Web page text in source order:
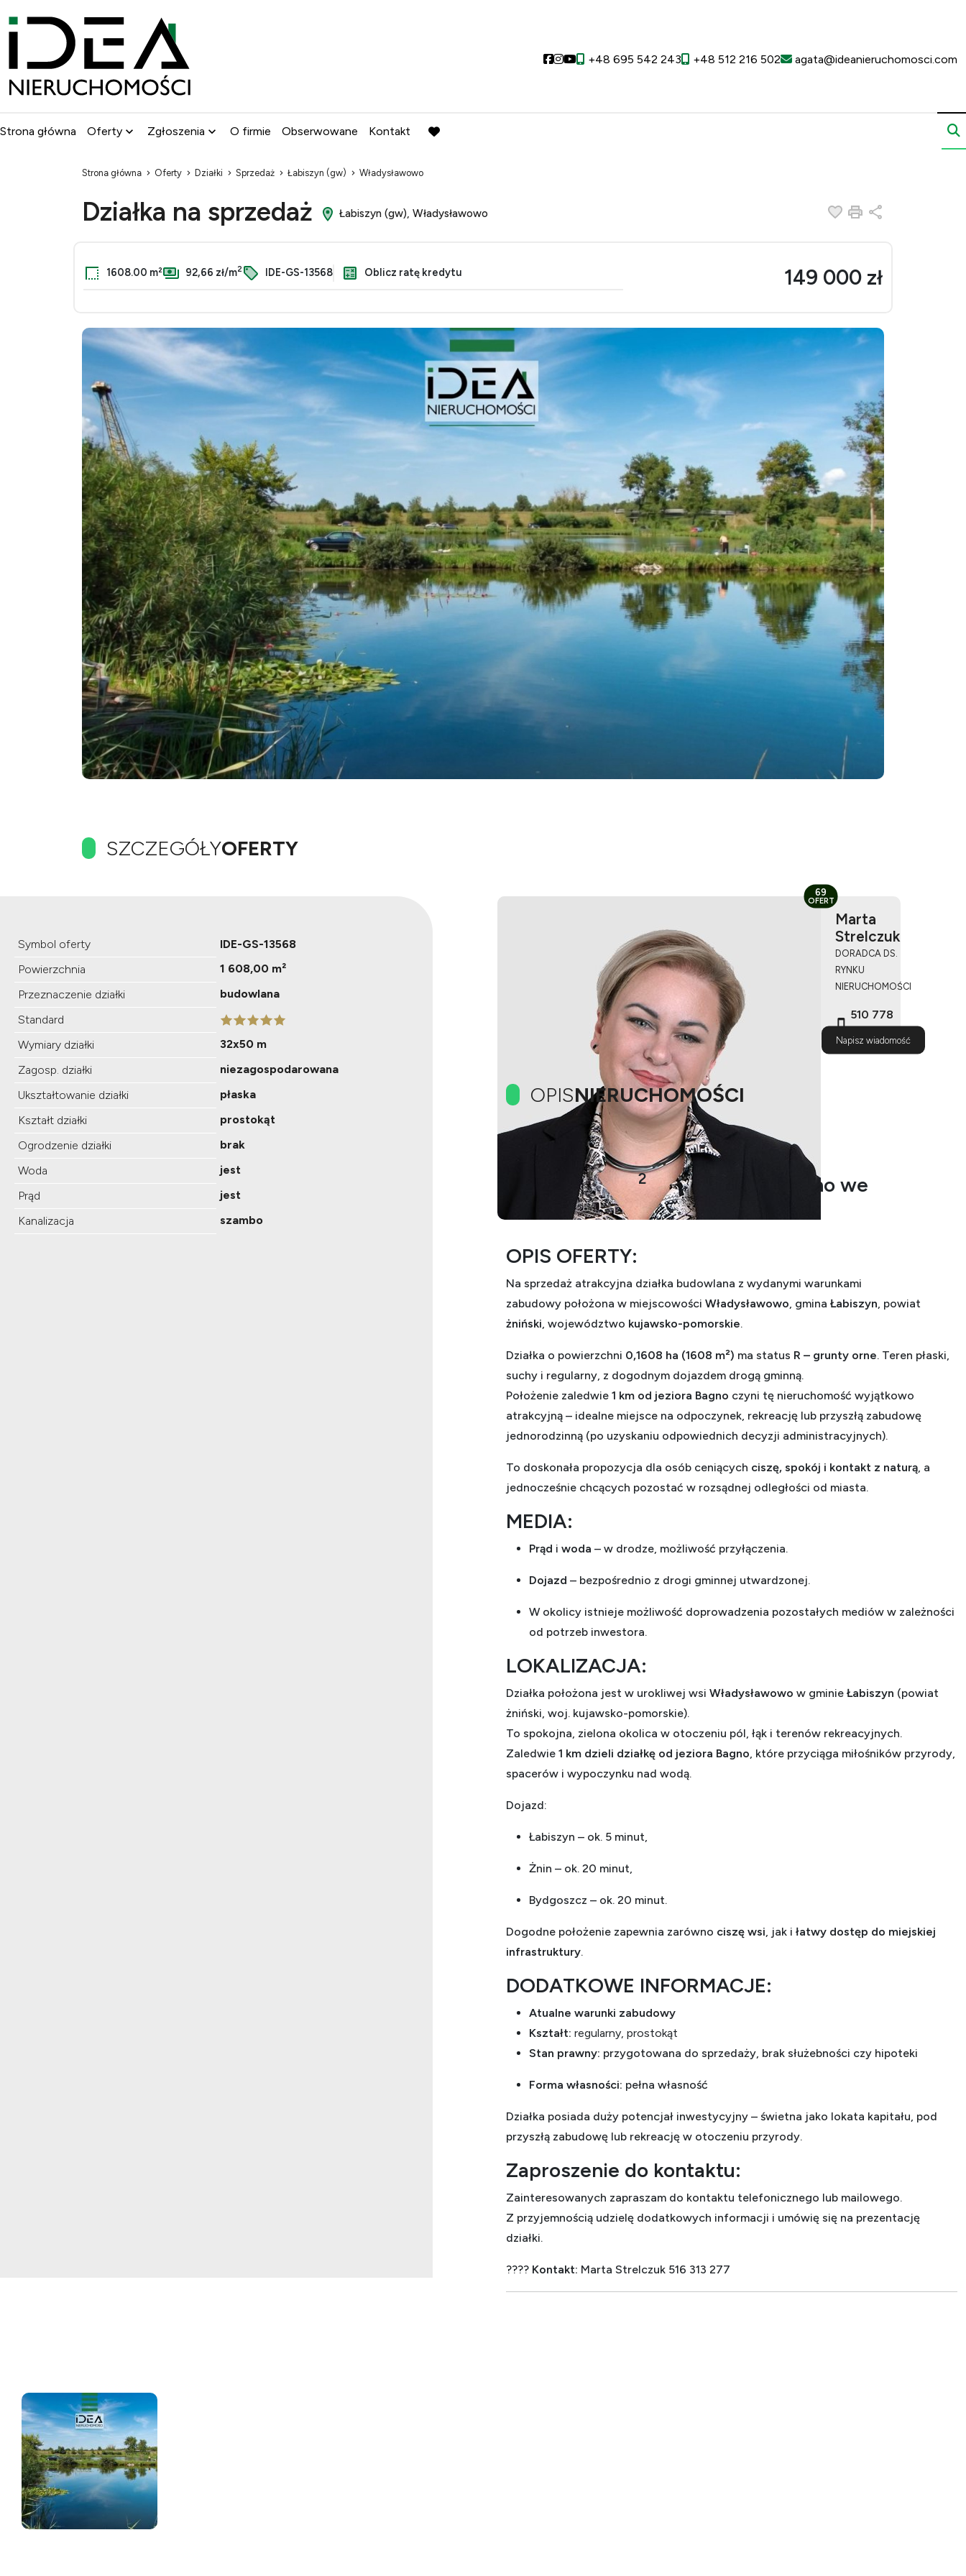
Social link
Social link
Social link
+48 695 542 243 +48 512 216 502 agata@ideanieruchomosci.com
Strona główna Oferty Zgłoszenia O firmie Obserwowane Kontakt
favorite
Strona główna Oferty Działki Sprzedaż Łabiszyn (gw) Władysławowo
Działka na sprzedaż Łabiszyn (gw), Władysławowo Dodaj do ulubionych
Drukuj
1608.00 m² 92,66 zł/m2 IDE-GS-13568 Oblicz ratę kredytu 149 000 zł
SZCZEGÓŁYOFERTY
Symbol oferty
IDE-GS-13568
Powierzchnia
1 608,00 m²
Przeznaczenie działki
budowlana
Standard
Wymiary działki
32x50 m
Zagosp. działki
niezagospodarowana
Ukształtowanie działki
płaska
Kształt działki
prostokąt
Ogrodzenie działki
brak
Woda
jest
Prąd
jest
Kanalizacja
szambo
Marta
Strelczuk
DORADCA DS.
RYNKU
NIERUCHOMOŚCI
510 778
Napisz wiadomość
69
OFERT
OPISNIERUCHOMOŚCI
Działka 1608m2blisko jeziora Bagno we
Władysławowie.
OPIS OFERTY:
Na sprzedaż atrakcyjna działka budowlana z wydanymi warunkami
zabudowy położona w miejscowości Władysławowo , gmina Łabiszyn , powiat
żniński , województwo kujawsko-pomorskie.
Działka o powierzchni 0,1608 ha (1608 m²) ma status R – grunty orne. Teren płaski,
suchy i regularny, z dogodnym dojazdem drogą gminną.
Położenie zaledwie 1 km od jeziora Bagno czyni tę nieruchomość wyjątkowo
atrakcyjną – idealne miejsce na odpoczynek, rekreację lub przyszłą zabudowę
jednorodzinną (po uzyskaniu odpowiednich decyzji administracyjnych).
To doskonała propozycja dla osób ceniących ciszę, spokój i kontakt z naturą , a
jednocześnie chcących pozostać w rozsądnej odległości od miasta.
MEDIA:
Prąd i woda – w drodze, możliwość przyłączenia.
Dojazd – bezpośrednio z drogi gminnej utwardzonej.
W okolicy istnieje możliwość doprowadzenia pozostałych mediów w zależności
od potrzeb inwestora.
LOKALIZACJA:
Działka położona jest w urokliwej wsi Władysławowo w gminie Łabiszyn (powiat
żniński, woj. kujawsko-pomorskie).
To spokojna, zielona okolica w otoczeniu pól, łąk i terenów rekreacyjnych.
Zaledwie 1 km dzieli działkę od jeziora Bagno , które przyciąga miłośników przyrody,
spacerów i wypoczynku nad wodą.
Dojazd:
Łabiszyn – ok. 5 minut,
Żnin – ok. 20 minut,
Bydgoszcz – ok. 20 minut.
Dogodne położenie zapewnia zarówno ciszę wsi , jak i łatwy dostęp do miejskiej
infrastruktury.
DODATKOWE INFORMACJE:
Atualne warunki zabudowy
Kształt: regularny, prostokąt
Stan prawny: przygotowana do sprzedaży, brak służebności czy hipoteki
Forma własności: pełna własność
Działka posiada duży potencjał inwestycyjny – świetna jako lokata kapitału, pod
przyszłą zabudowę lub rekreację w otoczeniu przyrody.
Zaproszenie do kontaktu:
Zainteresowanych zapraszam do kontaktu telefonicznego lub mailowego.
Z przyjemnością udzielę dodatkowych informacji i umówię się na prezentację
działki.
???? Kontakt: Marta Strelczuk 516 313 277